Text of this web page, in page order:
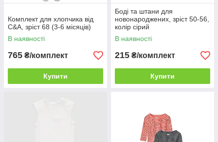
Комплект для хлопчика від
C&A, зріст 68 (3-6 місяців)
В наявності
765 ₴/комплект
Купити
Боді та штани для
новонароджених, зріст 50-56,
колір сірий
В наявності
215 ₴/комплект
Купити